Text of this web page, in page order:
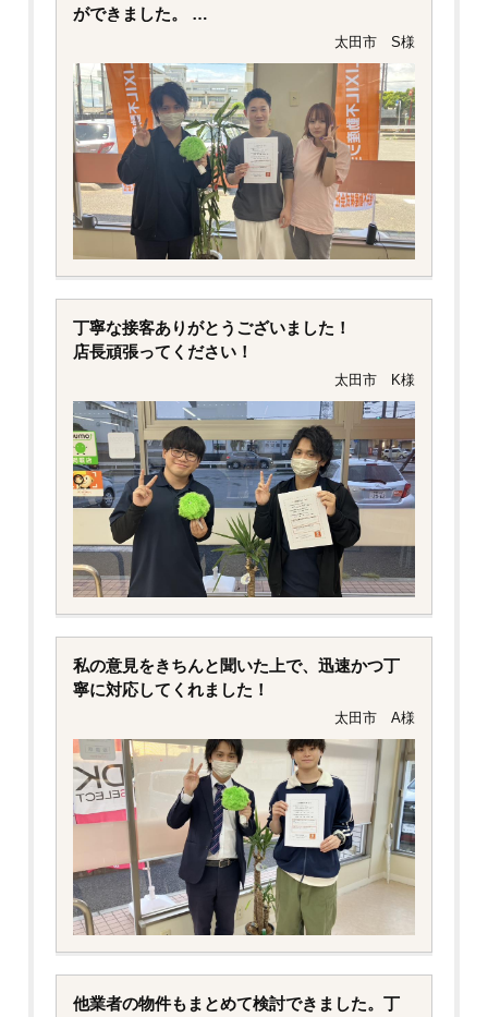
ができました。
太田市 S様
丁寧な接客ありがとうございました！
店長頑張ってください！
太田市 K様
私の意見をきちんと聞いた上で、迅速かつ丁
寧に対応してくれました！
太田市 A様
他業者の物件もまとめて検討できました。丁